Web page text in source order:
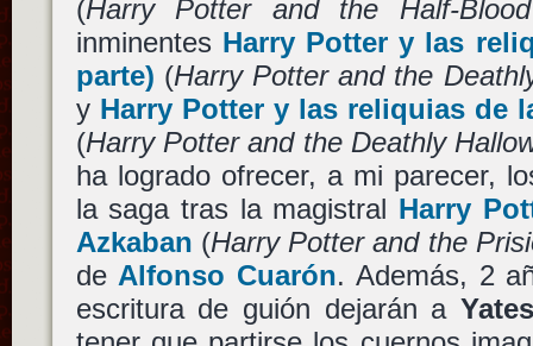
(Harry Potter and the Half-
inminentes Harry Potter y las
parte) (Harry Potter and the
y Harry Potter y las reliquias de
(Harry Potter and the Deathly
ha logrado ofrecer, a mi parecer,
la saga tras la magistral Harry
Azkaban (Harry Potter and the
de Alfonso Cuarón. Además, 2
escritura de guión dejarán a